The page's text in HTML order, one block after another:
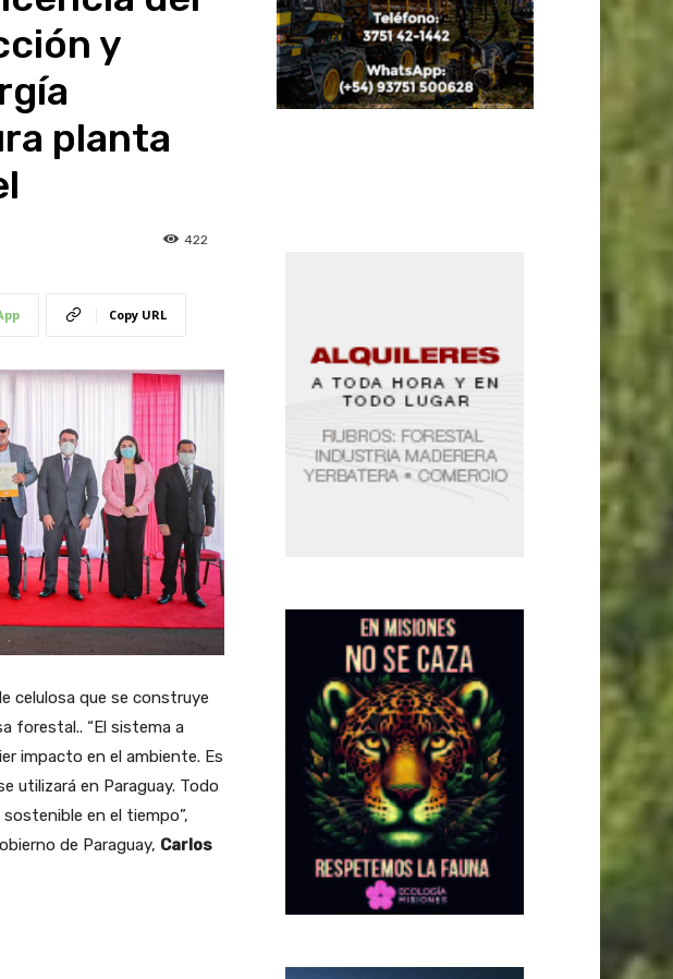
y
planta
422
Copy URL
celulosa que se construye
forestal.. “El sistema a
impacto en el ambiente. Es
utilizará en Paraguay. Todo
en el tiempo”,
de Paraguay, Carlos